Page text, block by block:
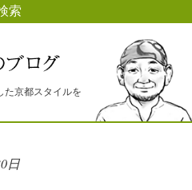
索
た京都スタイルを
日